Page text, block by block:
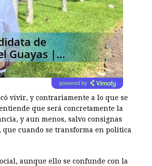
powered by
vivir, y contrariamente a lo que se
que será concretamente la
y aun menos, salvo consignas
cuando se transforma en politica
aunque ello se confunde con la